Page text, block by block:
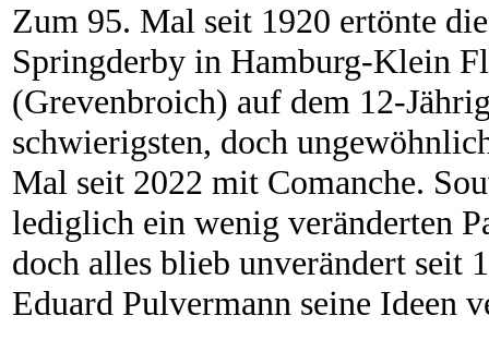
Zum 95. Mal seit 1920 ertönte
Springderby in Hamburg-Klein
(Grevenbroich) auf dem 12-
schwierigsten, doch
Mal seit 2022 mit Comanche.
lediglich ein wenig veränderten
doch alles blieb unverändert seit
Eduard Pulvermann seine Ideen